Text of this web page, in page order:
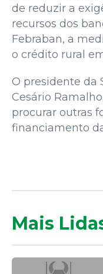
de reduzir a
recursos dos
Febraban, a
o crédito rural
O presidente da
Cesário
procurar outras
financiamento
Mais